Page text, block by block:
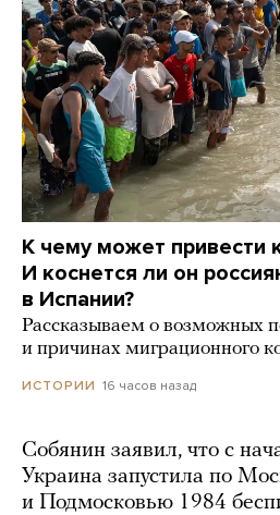
К чему может привести
И коснется ли он
в Испании?
Рассказываем о возможных
и причинах миграционного
ИСТОРИИ 16 часов назад
Собянин заявил, что с
Украина запустила по
и Подмосковью 1984